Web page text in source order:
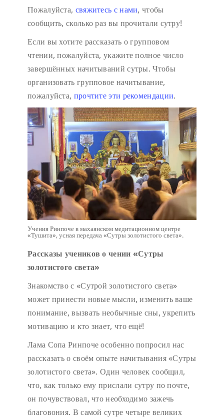
Пожалуйста, свяжитесь с нами, чтобы
сообщить, сколько раз вы прочитали сутру!
Если вы хотите рассказать о групповом
чтении, пожалуйста, укажите полное число
завершённых начитываний сутры. Чтобы
организовать групповое начитывание,
пожалуйста, прочтите эти рекомендации.
Учения Ринпоче в махаянском медитационном центре
«Тушита», усная передача «Сутры золотистого света».
Рассказы учеников о чении «Сутры
золотистого света»
Знакомство с «Сутрой золотистого света»
может принести новые мысли, изменить ваше
понимание, вызвать необычные сны, укрепить
мотивацию и кто знает, что ещё!
Лама Сопа Ринпоче особенно попросил нас
рассказать о своём опыте начитывания «Сутры
золотистого света». Один человек сообщил,
что, как только ему прислали сутру по почте,
он почувствовал, что необходимо зажечь
благовония. В самой сутре четыре великих